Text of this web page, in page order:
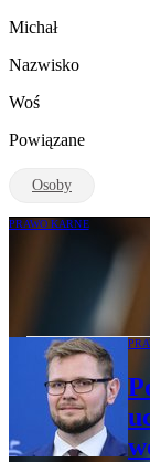
Michał
Nazwisko
Woś
Powiązane
Osoby
PRAWO KARNE
Waldemar
posła PiS